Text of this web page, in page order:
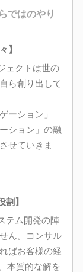
ではのやり
】
ェクトは世の
ら創り出して
ーション」
ション」の融
せていきま
】
テム開発の陣
ん。コンサル
ばお客様の経
本質的な解を